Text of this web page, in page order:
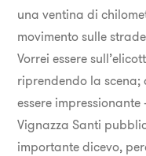
una ventina di
movimento sulle
Vorrei essere
riprendendo la scena;
essere
Vignazza Santi
importante dicevo,